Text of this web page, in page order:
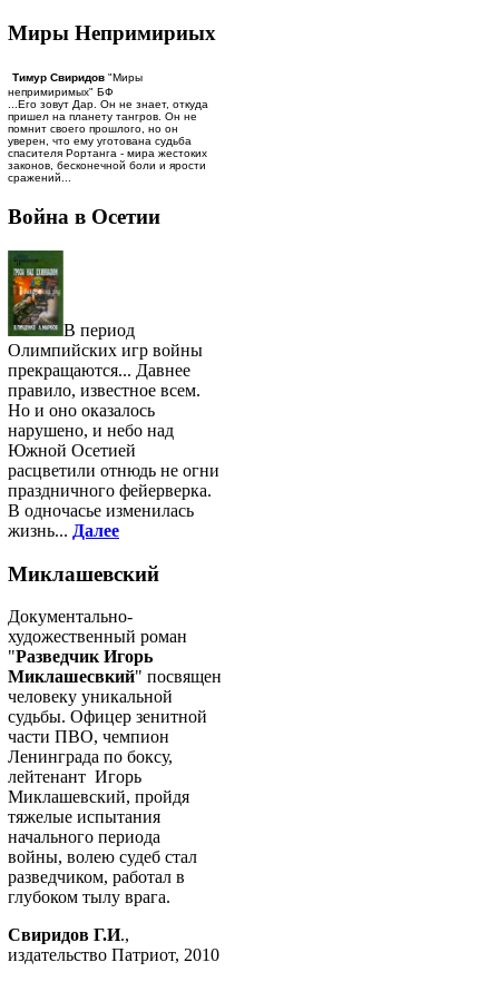
Миры Непримириых
Тимур Свиридов "Миры
непримиримых" БФ
...Его зовут Дар. Он не знает, откуда
пришел на планету тангров. Он не
помнит своего прошлого, но он
уверен, что ему уготована судьба
спасителя Рортанга - мира жестоких
законов, бесконечной боли и ярости
сражений...
Война в Осетии
В период
Олимпийских игр войны
прекращаются... Давнее
правило, известное всем.
Но и оно оказалось
нарушено, и небо над
Южной Осетией
расцветили отнюдь не огни
праздничного фейерверка.
В одночасье изменилась
жизнь... Далее
Миклашевский
Документально-
художественный роман
"Разведчик Игорь
Миклашесвкий" посвящен
человеку уникальной
судьбы. Офицер зенитной
части ПВО, чемпион
Ленинграда по боксу,
лейтенант Игорь
Миклашевский, пройдя
тяжелые испытания
начального периода
войны, волею судеб стал
разведчиком, работал в
глубоком тылу врага.
Свиридов Г.И.,
издательство Патриот, 2010